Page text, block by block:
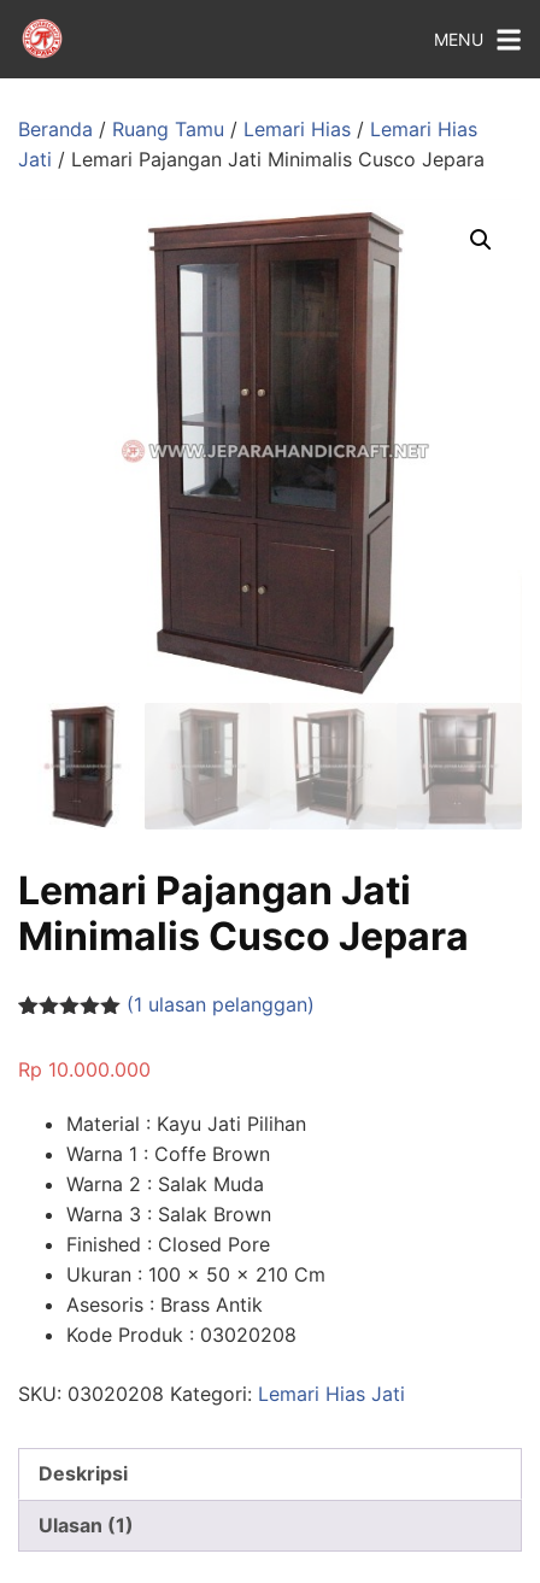
MENU
Beranda / Ruang Tamu / Lemari Hias / Lemari Hias
Jati / Lemari Pajangan Jati Minimalis Cusco Jepara
Lemari Pajangan Jati
Minimalis Cusco Jepara
berdasarka
(1 ulasan pelanggan)
Rp 10.000.000
Material : Kayu Jati Pilihan
Warna 1 : Coffe Brown
Warna 2 : Salak Muda
Warna 3 : Salak Brown
Finished : Closed Pore
Ukuran : 100 x 50 x 210 Cm
Asesoris : Brass Antik
Kode Produk : 03020208
SKU: 03020208 Kategori: Lemari Hias Jati
Deskripsi
Ulasan (1)